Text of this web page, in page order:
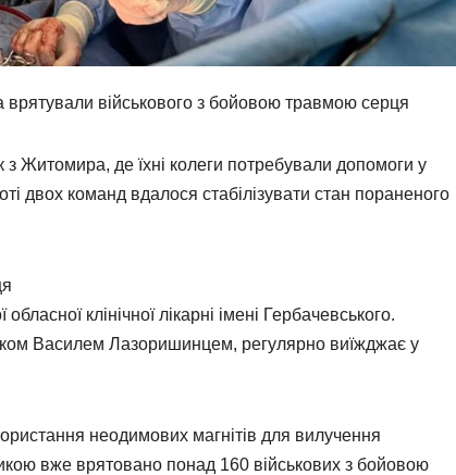
врятували військового з бойовою травмою серця
з Житомира, де їхні колеги потребували допомоги у
двох команд вдалося стабілізувати стан пораненого
клінічної лікарні імені Гербачевського.
Василем Лазоришинцем, регулярно виїжджає у
неодимових магнітів для вилучення
вже врятовано понад 160 військових з бойовою